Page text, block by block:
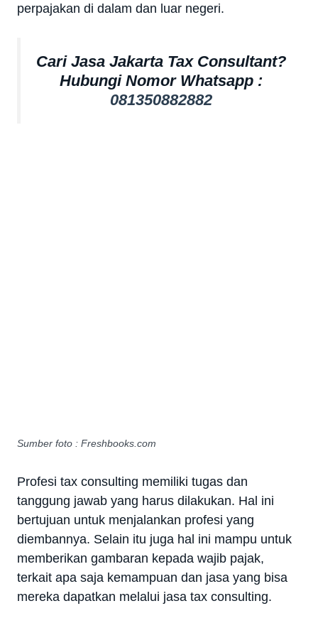
perpajakan di dalam dan luar negeri.
Cari Jasa Jakarta Tax Consultant?
Hubungi Nomor Whatsapp :
081350882882
Sumber foto : Freshbooks.com
Profesi tax consulting memiliki tugas dan
tanggung jawab yang harus dilakukan. Hal ini
bertujuan untuk menjalankan profesi yang
diembannya. Selain itu juga hal ini mampu untuk
memberikan gambaran kepada wajib pajak,
terkait apa saja kemampuan dan jasa yang bisa
mereka dapatkan melalui jasa tax consulting.